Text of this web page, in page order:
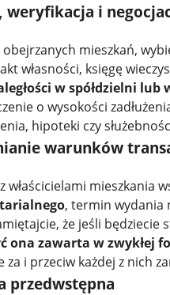
weryfikacja i
mieszkań,
własności, księgę
w spółdzielni lub
o wysokości
hipoteki czy
warunków
właścicielami mieszkania
, termin wydania
że jeśli
ona zawarta w
za i przeciw każdej z nich
przedwstępna